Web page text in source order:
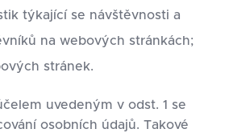
týkající se návštěvnosti a
na webových stránkách;
stránek.
uvedeným v odst. 1 se
osobních údajů. Takové